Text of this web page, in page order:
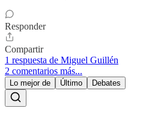
Responder
Compartir
1 respuesta de Miguel Guillén
2 comentarios más...
Lo mejor de Último Debates